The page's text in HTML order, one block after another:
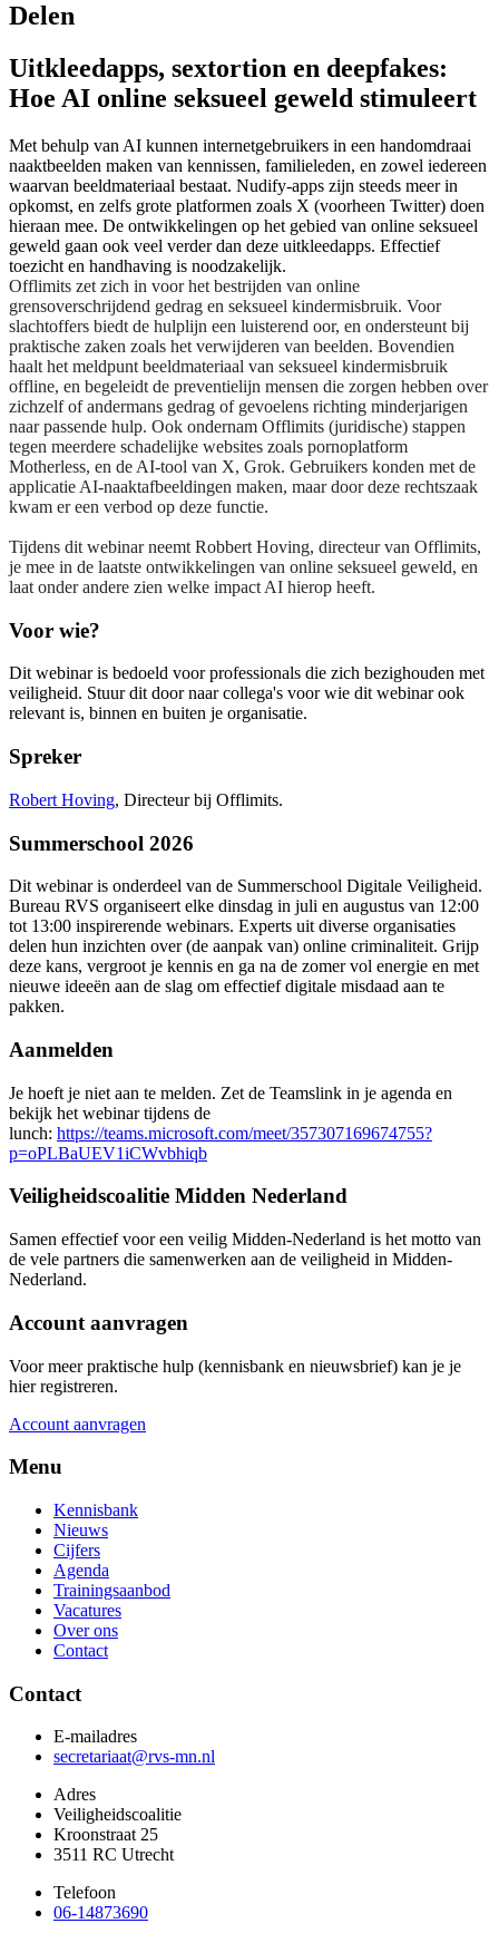
Delen
Uitkleedapps, sextortion en deepfakes:
Hoe AI online seksueel geweld stimuleert
Met behulp van AI kunnen internetgebruikers in een handomdraai
naaktbeelden maken van kennissen, familieleden, en zowel iedereen
waarvan beeldmateriaal bestaat. Nudify-apps zijn steeds meer in
opkomst, en zelfs grote platformen zoals X (voorheen Twitter) doen
hieraan mee. De ontwikkelingen op het gebied van online seksueel
geweld gaan ook veel verder dan deze uitkleedapps. Effectief
toezicht en handhaving is noodzakelijk.
Offlimits zet zich in voor het bestrijden van online
grensoverschrijdend gedrag en seksueel kindermisbruik. Voor
slachtoffers biedt de hulplijn een luisterend oor, en ondersteunt bij
praktische zaken zoals het verwijderen van beelden. Bovendien
haalt het meldpunt beeldmateriaal van seksueel kindermisbruik
offline, en begeleidt de preventielijn mensen die zorgen hebben over
zichzelf of andermans gedrag of gevoelens richting minderjarigen
naar passende hulp. Ook ondernam Offlimits (juridische) stappen
tegen meerdere schadelijke websites zoals pornoplatform
Motherless, en de AI-tool van X, Grok. Gebruikers konden met de
applicatie AI-naaktafbeeldingen maken, maar door deze rechtszaak
kwam er een verbod op deze functie.
Tijdens dit webinar neemt Robbert Hoving, directeur van Offlimits,
je mee in de laatste ontwikkelingen van online seksueel geweld, en
laat onder andere zien welke impact AI hierop heeft.
Voor wie?
Dit webinaris bedoeld voor professionals die zich bezighouden met
veiligheid. Stuur dit door naar collega's voor wie dit webinar ook
relevant is, binnen en buiten je organisatie.
Spreker
Robert Hoving, Directeur bij Offlimits.
Summerschool 2026
Dit webinaris onderdeel van de Summerschool Digitale Veiligheid.
Bureau RVS organiseert elke dinsdag in juli en augustus van 12:00
tot 13:00 inspirerende webinars. Experts uit diverse organisaties
delen hun inzichten over (de aanpak van) online criminaliteit. Grijp
deze kans, vergroot je kennis en ga na de zomer vol energie en met
nieuwe ideeën aan de slag om effectief digitale misdaad aan te
pakken.
Aanmelden
Je hoeft je niet aan te melden. Zet de Teamslink in je agenda en
bekijk het webinar tijdens de
lunch: https://teams.microsoft.com/meet/357307169674755?
p=oPLBaUEV1iCWvbhiqb
Veiligheidscoalitie Midden Nederland
Samen effectief voor een veilig Midden-Nederland is het motto van
de vele partners die samenwerken aan de veiligheid in Midden-
Nederland.
Account aanvragen
Voor meer praktische hulp (kennisbank en nieuwsbrief) kan je je
hier registreren.
Account aanvragen
Menu
Kennisbank
Nieuws
Cijfers
Agenda
Trainingsaanbod
Vacatures
Over ons
Contact
Contact
E-mailadres
secretariaat@rvs-mn.nl
Adres
Veiligheidscoalitie
Kroonstraat 25
3511 RC Utrecht
Telefoon
06-14873690